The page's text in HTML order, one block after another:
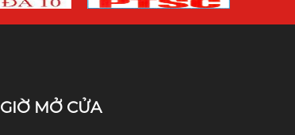
GIỜ MỞ CỬA